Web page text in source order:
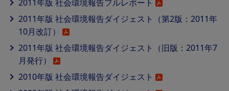
2011年版 社会環境報告フルレポート
2011年版 社会環境報告ダイジェスト（第2版：2011年
10月改訂）
2011年版 社会環境報告ダイジェスト（旧版：2011年7
月発行）
2010年版 社会環境報告ダイジェスト